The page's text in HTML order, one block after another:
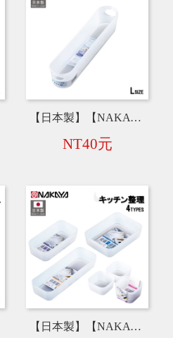
【日本製】【NAKAYA】收納盒【L】 K505
NT40元
【日本製】【NAKAYA】半透明抽屜收納盒【M】K302／【S】K303／【SS】K539／【XS】K485